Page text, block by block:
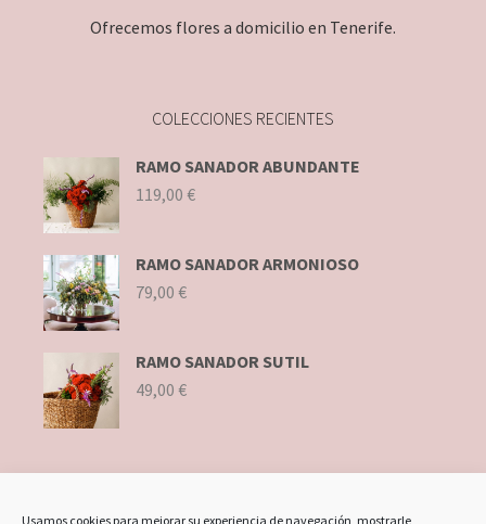
Usamos cookies para mejorar su experiencia de navegación, mostrarle
Ofrecemos flores a domicilio en Tenerife.
COLECCIONES RECIENTES
RAMO SANADOR ABUNDANTE
119,00 €
RAMO SANADOR ARMONIOSO
79,00 €
RAMO SANADOR SUTIL
49,00 €